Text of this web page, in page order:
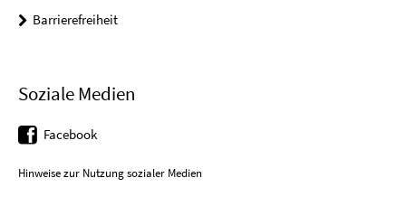
Barrierefreiheit
Soziale Medien
Facebook
Hinweise zur Nutzung sozialer Medien